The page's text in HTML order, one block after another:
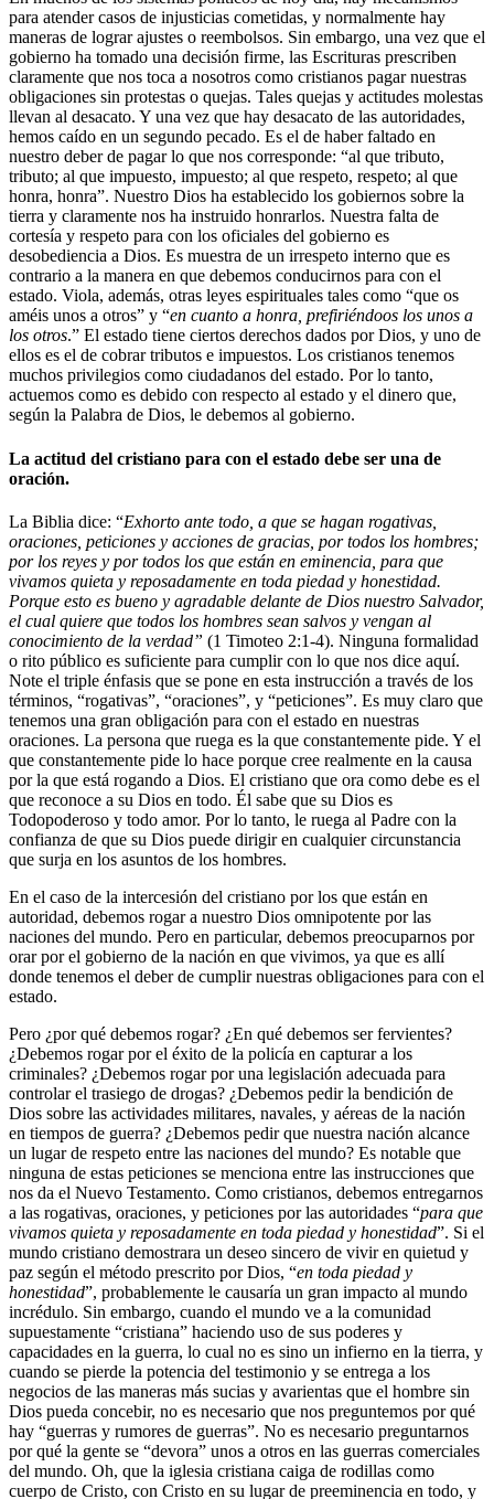
para atender casos de injusticias cometidas, y normalmente hay
maneras de lograr ajustes o reembolsos. Sin embargo, una vez que el
gobierno ha tomado una decisión firme, las Escrituras prescriben
claramente que nos toca a nosotros como cristianos pagar nuestras
obligaciones sin protestas o quejas. Tales quejas y actitudes molestas
llevan al desacato. Y una vez que hay desacato de las autoridades,
hemos caído en un segundo pecado. Es el de haber faltado en
nuestro deber de pagar lo que nos corresponde: “al que tributo,
tributo; al que impuesto, impuesto; al que respeto, respeto; al que
honra, honra”. Nuestro Dios ha establecido los gobiernos sobre la
tierra y claramente nos ha instruido honrarlos. Nuestra falta de
cortesía y respeto para con los oficiales del gobierno es
desobediencia a Dios. Es muestra de un irrespeto interno que es
contrario a la manera en que debemos conducirnos para con el
estado. Viola, además, otras leyes espirituales tales como “que os
améis unos a otros” y “en cuanto a honra, prefiriéndoos los unos a
los otros.” El estado tiene ciertos derechos dados por Dios, y uno de
ellos es el de cobrar tributos e impuestos. Los cristianos tenemos
muchos privilegios como ciudadanos del estado. Por lo tanto,
actuemos como es debido con respecto al estado y el dinero que,
según la Palabra de Dios, le debemos al gobierno.
La actitud del cristiano para con el estado debe ser una de
oración.
La Biblia dice: “Exhorto ante todo, a que se hagan rogativas,
oraciones, peticiones y acciones de gracias, por todos los hombres;
por los reyes y por todos los que están en eminencia, para que
vivamos quieta y reposadamente en toda piedad y honestidad.
Porque esto es bueno y agradable delante de Dios nuestro Salvador,
el cual quiere que todos los hombres sean salvos y vengan al
conocimiento de la verdad” (1 Timoteo 2:1-4). Ninguna formalidad
o rito público es suficiente para cumplir con lo que nos dice aquí.
Note el triple énfasis que se pone en esta instrucción a través de los
términos, “rogativas”, “oraciones”, y “peticiones”. Es muy claro que
tenemos una gran obligación para con el estado en nuestras
oraciones. La persona que ruega es la que constantemente pide. Y el
que constantemente pide lo hace porque cree realmente en la causa
por la que está rogando a Dios. El cristiano que ora como debe es el
que reconoce a su Dios en todo. Él sabe que su Dios es
Todopoderoso y todo amor. Por lo tanto, le ruega al Padre con la
confianza de que su Dios puede dirigir en cualquier circunstancia
que surja en los asuntos de los hombres.
En el caso de la intercesión del cristiano por los que están en
autoridad, debemos rogar a nuestro Dios omnipotente por las
naciones del mundo. Pero en particular, debemos preocuparnos por
orar por el gobierno de la nación en que vivimos, ya que es allí
donde tenemos el deber de cumplir nuestras obligaciones para con el
estado.
Pero ¿por qué debemos rogar? ¿En qué debemos ser fervientes?
¿Debemos rogar por el éxito de la policía en capturar a los
criminales? ¿Debemos rogar por una legislación adecuada para
controlar el trasiego de drogas? ¿Debemos pedir la bendición de
Dios sobre las actividades militares, navales, y aéreas de la nación
en tiempos de guerra? ¿Debemos pedir que nuestra nación alcance
un lugar de respeto entre las naciones del mundo? Es notable que
ninguna de estas peticiones se menciona entre las instrucciones que
nos da el Nuevo Testamento. Como cristianos, debemos entregarnos
a las rogativas, oraciones, y peticiones por las autoridades “para que
vivamos quieta y reposadamente en toda piedad y honestidad”. Si el
mundo cristiano demostrara un deseo sincero de vivir en quietud y
paz según el método prescrito por Dios, “en toda piedad y
honestidad”, probablemente le causaría un gran impacto al mundo
incrédulo. Sin embargo, cuando el mundo ve a la comunidad
supuestamente “cristiana” haciendo uso de sus poderes y
capacidades en la guerra, lo cual no es sino un infierno en la tierra, y
cuando se pierde la potencia del testimonio y se entrega a los
negocios de las maneras más sucias y avarientas que el hombre sin
Dios pueda concebir, no es necesario que nos preguntemos por qué
hay “guerras y rumores de guerras”. No es necesario preguntarnos
por qué la gente se “devora” unos a otros en las guerras comerciales
del mundo. Oh, que la iglesia cristiana caiga de rodillas como
cuerpo de Cristo, con Cristo en su lugar de preeminencia en todo, y